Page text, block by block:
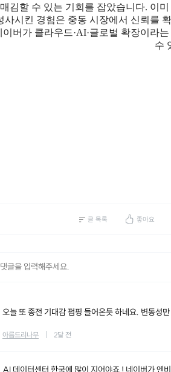
김할 수 있는 기회를 잡았습니다. 이
사시킨 경험은 중동 시장에서 신뢰를
이버가 클라우드·AI·글로벌 확장이라
수
글 목록 좋아요
오늘 또 종전 기대감 펌핑 들어온듯 하네요. 변동성
아름드리나무 2달 전
AI 데이터센터 한국에 많이 지어야죠 ! 네이버가 엔